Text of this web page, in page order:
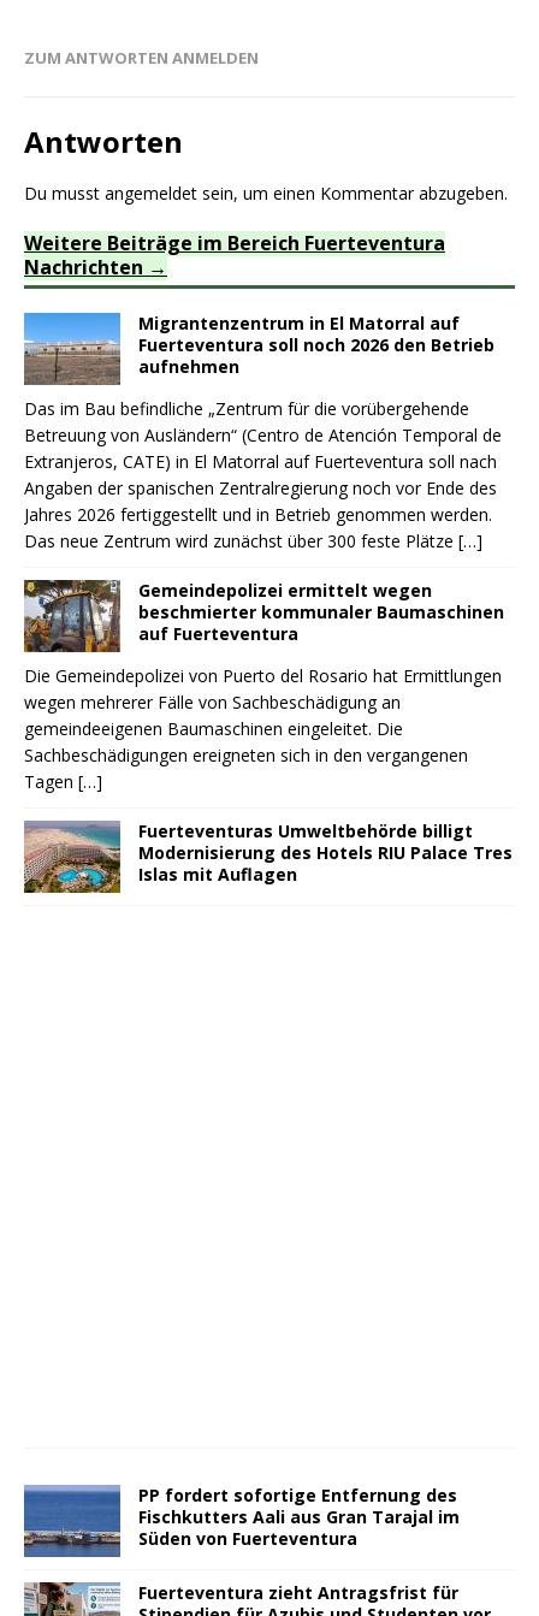
ZUM ANTWORTEN ANMELDEN
Antworten
Du musst angemeldet sein, um einen Kommentar abzugeben.
Weitere Beiträge im Bereich Fuerteventura
Nachrichten
Migrantenzentrum in El Matorral auf
Fuerteventura soll noch 2026 den Betrieb
aufnehmen
Das im Bau befindliche „Zentrum für die vorübergehende
Betreuung von Ausländern“ (Centro de Atención Temporal de
Extranjeros, CATE) in El Matorral auf Fuerteventura soll nach
Angaben der spanischen Zentralregierung noch vor Ende des
Jahres 2026 fertiggestellt und in Betrieb genommen werden.
Das neue Zentrum wird zunächst über 300 feste Plätze […]
Gemeindepolizei ermittelt wegen
beschmierter kommunaler Baumaschinen
auf Fuerteventura
Die Gemeindepolizei von Puerto del Rosario hat Ermittlungen
wegen mehrerer Fälle von Sachbeschädigung an
gemeindeeigenen Baumaschinen eingeleitet. Die
Sachbeschädigungen ereigneten sich in den vergangenen
Tagen […]
Fuerteventuras Umweltbehörde billigt
Modernisierung des Hotels RIU Palace Tres
Islas mit Auflagen
PP fordert sofortige Entfernung des
Fischkutters Aali aus Gran Tarajal im
Süden von Fuerteventura
Fuerteventura zieht Antragsfrist für